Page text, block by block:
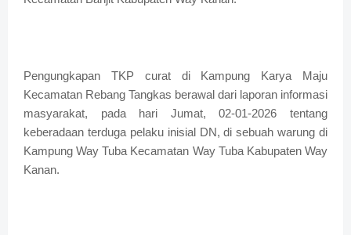
Pengungkapan TKP curat di Kampung Karya Maju
Kecamatan Rebang Tangkas berawal dari laporan informasi
masyarakat, pada hari Jumat, 02-01-2026 tentang
keberadaan terduga pelaku inisial DN, di sebuah warung di
Kampung Way Tuba Kecamatan Way Tuba Kabupaten Way
Kanan.